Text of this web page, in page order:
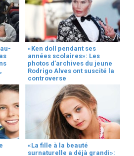
«Ken doll pendant ses
années scolaires»: Les
photos d’archives du jeune
Rodrigo Alves ont suscité la
controverse
«La fille à la beauté
surnaturelle a déjà grandi»: